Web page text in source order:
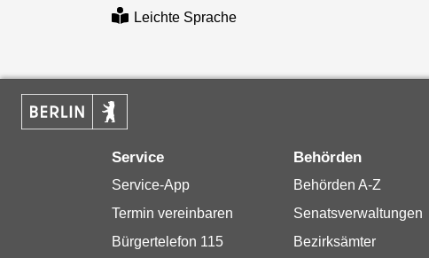
Leichte Sprache
Service
Service-App
Termin vereinbaren
Bürgertelefon 115
Behörden
Behörden A-Z
Senatsverwaltungen
Bezirksämter